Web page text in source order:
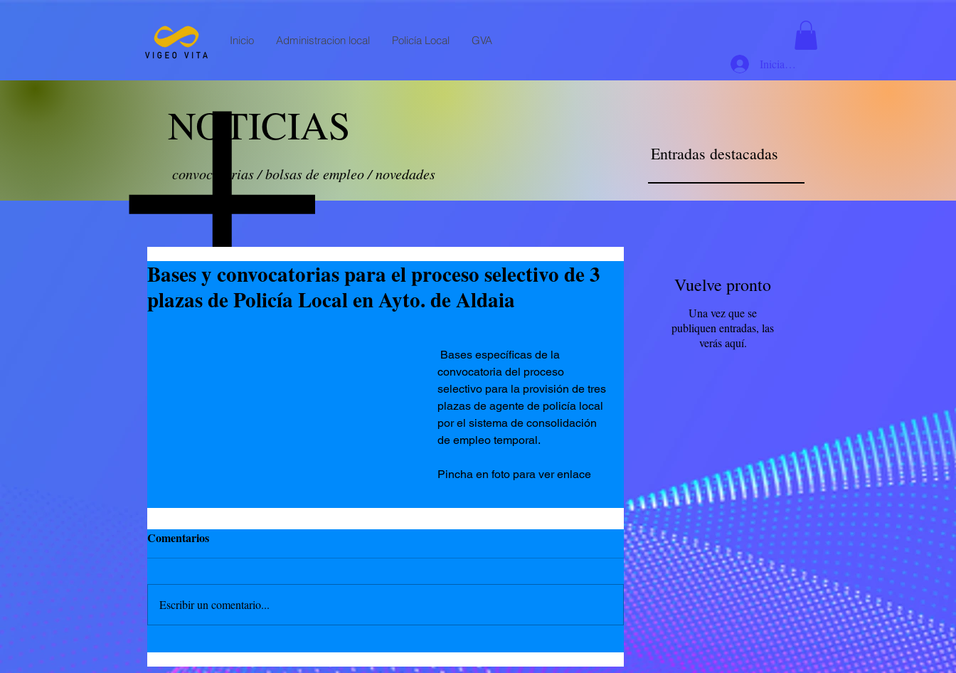
Inicio Administracion local Policía Local GVA
Iniciar sesión
NOTICIAS
Entradas destacadas
convocatorias / bolsas de empleo / novedades
Bases y convocatorias para el proceso selectivo de 3
plazas de Policía Local en Ayto. de Aldaia
convocatoria del proceso
selectivo para la provisión de tres
plazas de agente de policía local
por el sistema de consolidación
de empleo temporal.
Pincha en foto para ver enlace
Comentarios
Escribir un comentario...
Vuelve pronto
Una vez que se
publiquen entradas, las
verás aquí.